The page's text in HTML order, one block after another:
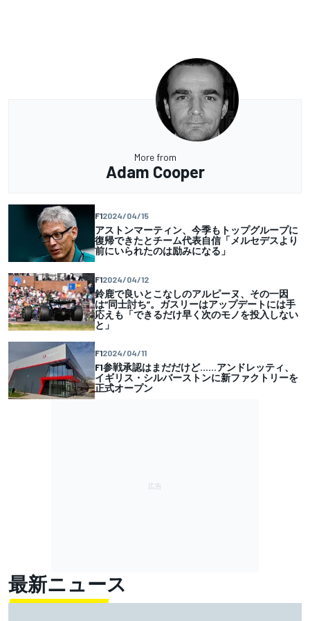
More from
Adam Cooper
F12024/04/15
アストンマーティン、今季もトップグループに
復帰できたとチーム代表自信「メルセデスより
前にいられたのは励みになる」
F12024/04/12
鈴鹿で良いとこなしのアルピーヌ、その一因
は“同士討ち”。ガスリーはアップデートには手
応えも「できるだけ早く次のモノを投入しない
と」
F12024/04/11
F1参戦承認はまだだけど……アンドレッティ、
イギリス・シルバーストンに新ファクトリーを
正式オープン
最新ニュース